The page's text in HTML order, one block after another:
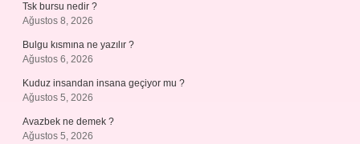
Tsk bursu nedir ?
Ağustos 8, 2026
Bulgu kısmına ne yazılır ?
Ağustos 6, 2026
Kuduz insandan insana geçiyor mu ?
Ağustos 5, 2026
Avazbek ne demek ?
Ağustos 5, 2026